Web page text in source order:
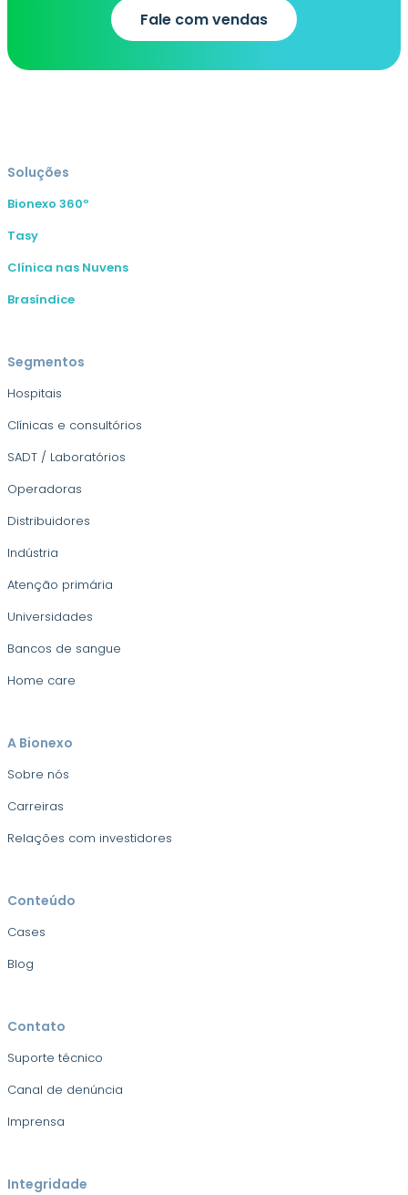
Fale com vendas
Soluções
Bionexo 360º
Tasy
Clínica nas Nuvens
Brasíndice
Segmentos
Hospitais
Clínicas e consultórios
SADT / Laboratórios
Operadoras
Distribuidores
Indústria
Atenção primária
Universidades
Bancos de sangue
Home care
A Bionexo
Sobre nós
Carreiras
Relações com investidores
Conteúdo
Cases
Blog
Contato
Suporte técnico
Canal de denúncia
Imprensa
Integridade